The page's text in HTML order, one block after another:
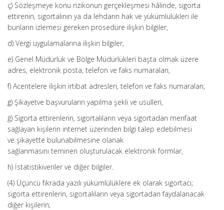
ç) Sözleşmeye konu rizikonun gerçekleşmesi hâlinde, sigorta
ettirenin, sigortalının ya da lehdarın hak ve yükümlülükleri ile
bunların izlemesi gereken prosedüre ilişkin bilgiler,
d) Vergi uygulamalarına ilişkin bilgiler,
e) Genel Müdürlük ve Bölge Müdürlükleri başta olmak üzere
adres, elektronik posta, telefon ve faks numaraları,
f) Acentelere ilişkin irtibat adresleri, telefon ve faks numaraları,
g) Şikayetve başvuruların yapılma şekli ve usulleri,
ğ) Sigorta ettirenlerin, sigortalıların veya sigortadan menfaat
sağlayan kişilerin internet üzerinden bilgi talep edebilmesi
ve şikayette bulunabilmesine olanak
sağlanmasını teminen oluşturulacak elektronik formlar,
h) İstatistikiveriler ve diğer bilgiler.
(4) Üçüncü fıkrada yazılı yükümlülüklere ek olarak sigortacı;
sigorta ettirenlerin, sigortalıların veya sigortadan faydalanacak
diğer kişilerin;